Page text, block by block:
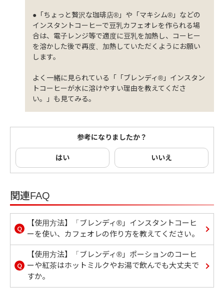
●「ちょっと贅沢な珈琲店®」や「マキシム®」などの
インスタントコーヒーで豆乳カフェオレを作られる場
合は、電子レンジ等で適度に豆乳を加熱し、コーヒー
を溶かした後で再度、加熱していただくようにお願い
します。
よく一緒に見られている「「ブレンディ®」インスタン
トコーヒーが水に溶けやすい理由を教えてくださ
い。」も見てみる。
参考になりましたか？
はい いいえ
関連FAQ
Q
【使用方法】「ブレンディ®」インスタントコーヒ
ーを使い、カフェオレの作り方を教えてください。
Q
【使用方法】「ブレンディ®」ポーションのコーヒ
ーや紅茶はホットミルクやお湯で飲んでも大丈夫で
すか。